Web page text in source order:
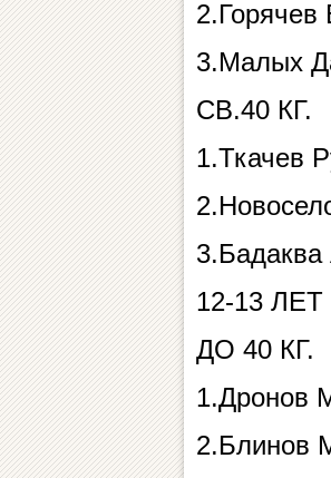
2.Горячев
3.Малых
СВ.40 КГ.
1.Ткачев
12-13 ЛЕТ
ДО 40 КГ.
1.Дронов
2.Блинов